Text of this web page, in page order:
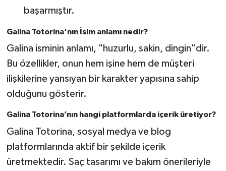
başarmıştır.
Galina Totorina'nın İsim anlamı nedir?
Galina isminin anlamı, "huzurlu, sakin, dingin"dir.
Bu özellikler, onun hem işine hem de müşteri
ilişkilerine yansıyan bir karakter yapısına sahip
olduğunu gösterir.
Galina Totorina’nın hangi platformlarda içerik üretiyor?
Galina Totorina, sosyal medya ve blog
platformlarında aktif bir şekilde içerik
üretmektedir. Saç tasarımı ve bakım önerileriyle